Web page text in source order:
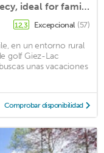
Garden apartment near Lake Annecy, ideal for family holidays ...
12,3 Excepcional (57)
en un entorno rural
golf Giez-Lac
unas vacaciones
Comprobar disponibilidad